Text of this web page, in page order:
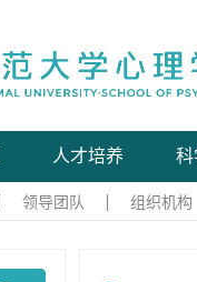
人才培养 科
领导团队 组织机构